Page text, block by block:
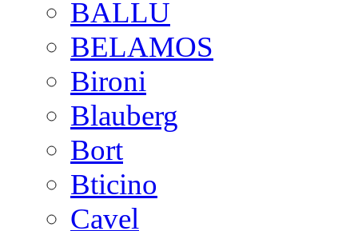
BALLU
BELAMOS
Bironi
Blauberg
Bort
Bticino
Cavel